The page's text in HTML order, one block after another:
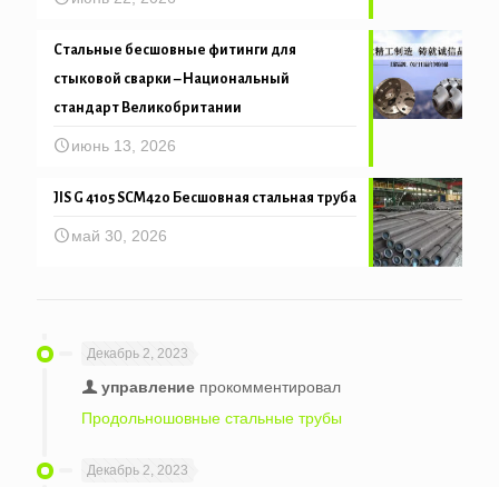
Стальные бесшовные фитинги для
стыковой сварки – Национальный
стандарт Великобритании
июнь 13, 2026
JIS G 4105 SCM420 Бесшовная стальная труба
май 30, 2026
Декабрь 2, 2023
управление прокомментировал
Продольношовные стальные трубы
Декабрь 2, 2023